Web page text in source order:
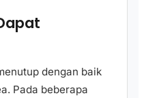
dengan baik
Pada beberapa